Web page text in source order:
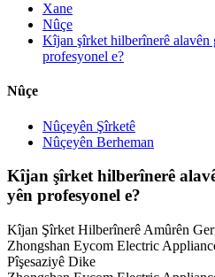
Xane
Nûçe
Kîjan şîrket hilberînerê alavên
profesyonel e?
Nûçe
Nûçeyên Şîrketê
Nûçeyên Berheman
Kîjan şîrket hilberînerê
yên profesyonel e?
Kîjan Şîrket Hilberînerê Amûrên
Zhongshan Eycom Electric
Pîşesaziyê Dike